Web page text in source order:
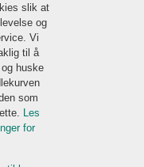
slik at
og
Vi
til å
og huske
som
Les
for